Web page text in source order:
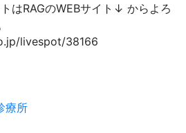
はRAGのWEBサイト↓ からよろ
livespot/38166
療所